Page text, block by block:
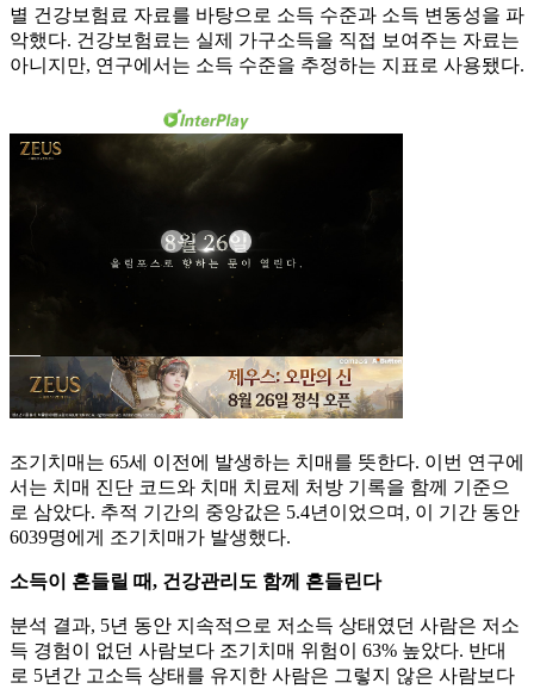
별 건강보험료 자료를 바탕으로 소득 수준과 소득 변동성을 파
악했다. 건강보험료는 실제 가구소득을 직접 보여주는 자료는
아니지만, 연구에서는 소득 수준을 추정하는 지표로 사용됐다.
조기치매는 65세 이전에 발생하는 치매를 뜻한다. 이번 연구에
서는 치매 진단 코드와 치매 치료제 처방 기록을 함께 기준으
로 삼았다. 추적 기간의 중앙값은 5.4년이었으며, 이 기간 동안
6039명에게 조기치매가 발생했다.
소득이 흔들릴 때, 건강관리도 함께 흔들린다
분석 결과, 5년 동안 지속적으로 저소득 상태였던 사람은 저소
득 경험이 없던 사람보다 조기치매 위험이 63% 높았다. 반대
로 5년간 고소득 상태를 유지한 사람은 그렇지 않은 사람보다